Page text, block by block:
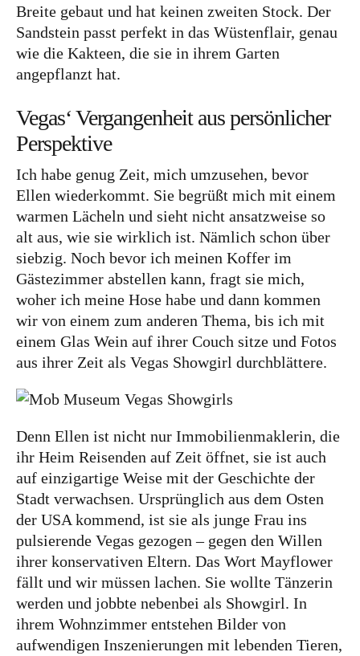
Nordeuropa
Dänemark
Osteuropa
Bosnien und Herzegowina
Kroatien
Moldau
Polen
Rumänien
Slowakei
Tschechien
Südeuropa
Griechenland
Italien
Malta
Spanien
Zypern
Westeuropa
Breite gebaut und hat keinen zweiten Stock. Der
Sandstein passt perfekt in das Wüstenflair, genau
wie die Kakteen, die sie in ihrem Garten
angepflanzt hat.
Vegas‘ Vergangenheit aus persönlicher
Perspektive
Ich habe genug Zeit, mich umzusehen, bevor
Ellen wiederkommt. Sie begrüßt mich mit einem
warmen Lächeln und sieht nicht ansatzweise so
alt aus, wie sie wirklich ist. Nämlich schon über
siebzig. Noch bevor ich meinen Koffer im
Gästezimmer abstellen kann, fragt sie mich,
woher ich meine Hose habe und dann kommen
wir von einem zum anderen Thema, bis ich mit
einem Glas Wein auf ihrer Couch sitze und Fotos
aus ihrer Zeit als Vegas Showgirl durchblättere.
Denn Ellen ist nicht nur Immobilienmaklerin, die
ihr Heim Reisenden auf Zeit öffnet, sie ist auch
auf einzigartige Weise mit der Geschichte der
Stadt verwachsen. Ursprünglich aus dem Osten
der USA kommend, ist sie als junge Frau ins
pulsierende Vegas gezogen – gegen den Willen
ihrer konservativen Eltern. Das Wort Mayflower
fällt und wir müssen lachen. Sie wollte Tänzerin
werden und jobbte nebenbei als Showgirl. In
ihrem Wohnzimmer entstehen Bilder von
aufwendigen Inszenierungen mit lebenden Tieren,